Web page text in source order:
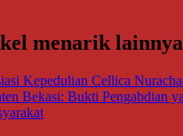
menarik lainnya